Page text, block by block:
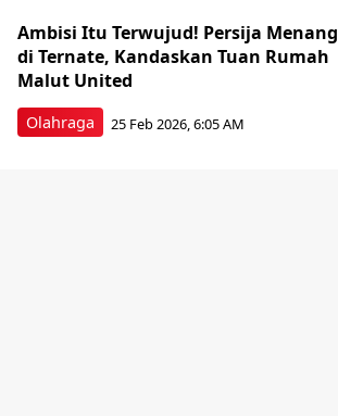
Olahraga
Ambisi Itu Terwujud! Persija Menang
di Ternate, Kandaskan Tuan Rumah
Malut United
25 Feb 2026, 6:05 AM